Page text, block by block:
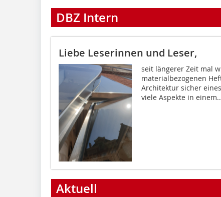
DBZ Intern
Liebe Leserinnen und Leser,
seit längerer Zeit mal
materialbezogenen
Architektur sicher
viele Aspekte in
Aktuell